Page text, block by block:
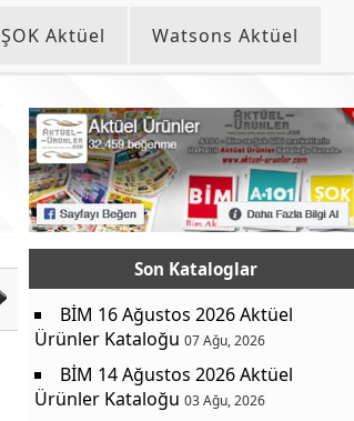
ŞOK Aktüel Watsons Aktüel
Son Kataloglar
BİM 16 Ağustos 2026 Aktüel
Ürünler Kataloğu 07 Ağu, 2026
BİM 14 Ağustos 2026 Aktüel
Ürünler Kataloğu 03 Ağu, 2026